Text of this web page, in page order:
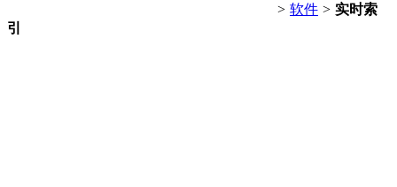
> 软件 > 实时索
引